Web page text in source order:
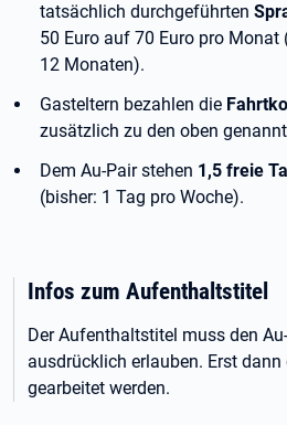
tatsächlich durchgeführten
50 Euro auf 70 Euro pro Monat
12 Monaten).
Gasteltern bezahlen die
zusätzlich zu den oben
Dem Au-Pair stehen 1,5 freie
(bisher: 1 Tag pro Woche).
Infos zum Aufenthaltstitel
Der Aufenthaltstitel muss den
ausdrücklich erlauben. Erst
gearbeitet werden.